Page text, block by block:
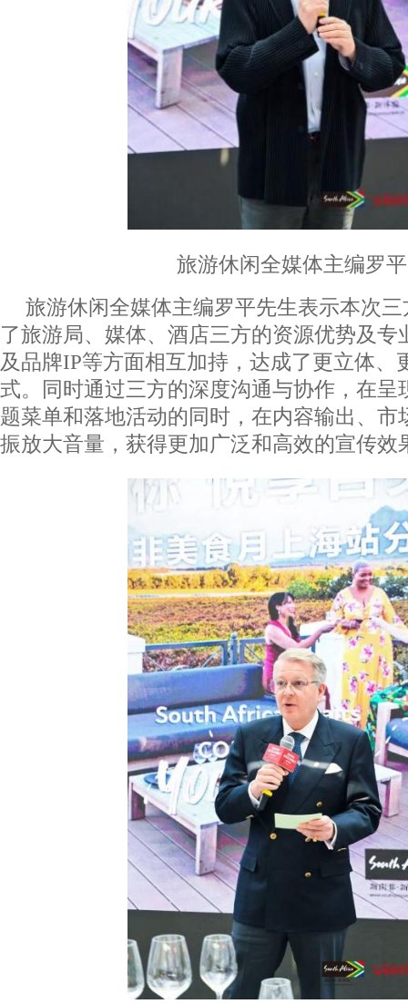
旅游休闲全媒体主编罗
旅游休闲全媒体主编罗平先生表示本次
了旅游局、媒体、酒店三方的资源优势及专
及品牌IP等方面相互加持，达成了更立体、
式。同时通过三方的深度沟通与协作，在呈
题菜单和落地活动的同时，在内容输出、市
振放大音量，获得更加广泛和高效的宣传效